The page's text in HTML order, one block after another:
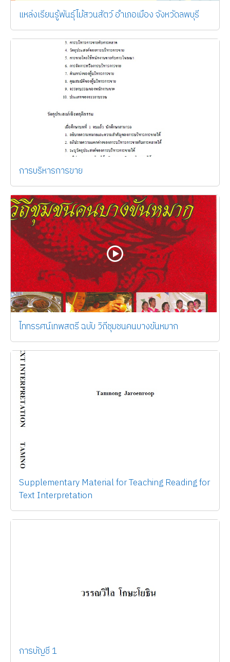
แหล่งเรียนรู้พันธุ์ไม้สวนสัตว์ อำเภอเมือง จังหวัดลพบุรี
การบริหารการขาย
ไททรรศน์เทพสตรี ฉบับ วิถีชุมชนคนบางขันหมาก
Supplementary Material for Teaching Reading for
Text Interpretation
การบัญชี 1